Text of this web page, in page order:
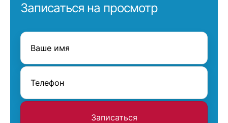
Записаться на просмотр
Записаться